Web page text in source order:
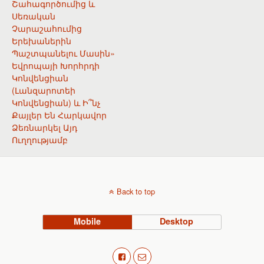
Շահագործումից ԵՒ
Սեռական
Չարաշահումից
Երեխաներին
Պաշտպանելու Մասին»
Եվրոպայի Խորհրդի
Կոնվենցիան
(Լանզարոտեի
Կոնվենցիան) ԵՒ Ի՞նչ
Քայլեր Են Հարկավոր
Ձեռնարկել Այդ
Ուղղությամբ
Back to top
Mobile Desktop